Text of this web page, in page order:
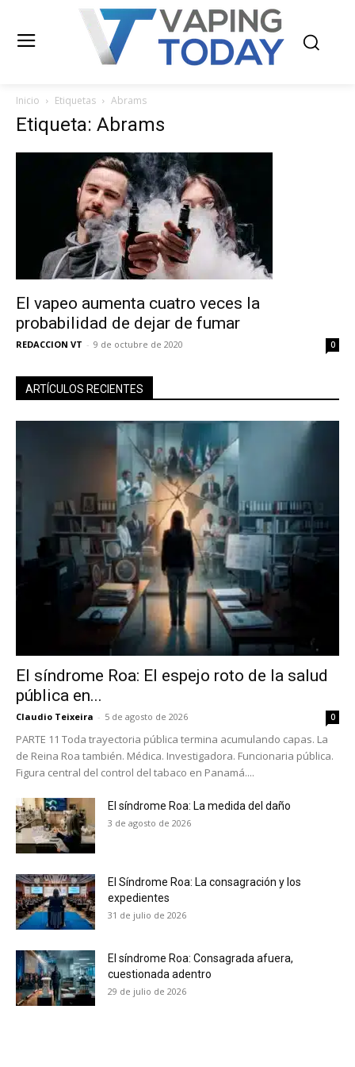
No te pierdas de las
Inicio Etiquetas Abrams
Etiqueta: Abrams
El vapeo aumenta cuatro veces la
probabilidad de dejar de fumar
REDACCION VT - 9 de octubre de 2020 0
ARTÍCULOS RECIENTES
El síndrome Roa: El espejo roto de la salud
pública en...
Claudio Teixeira - 5 de agosto de 2026 0
PARTE 11 Toda trayectoria pública termina acumulando capas. La
de Reina Roa también. Médica. Investigadora. Funcionaria pública.
Figura central del control del tabaco en Panamá....
El síndrome Roa: La medida del daño
3 de agosto de 2026
El Síndrome Roa: La consagración y los
expedientes
31 de julio de 2026
El síndrome Roa: Consagrada afuera,
cuestionada adentro
29 de julio de 2026